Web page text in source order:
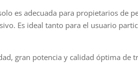
es adecuada para propietarios de
Es ideal tanto para el usuario
gran potencia y calidad óptima de